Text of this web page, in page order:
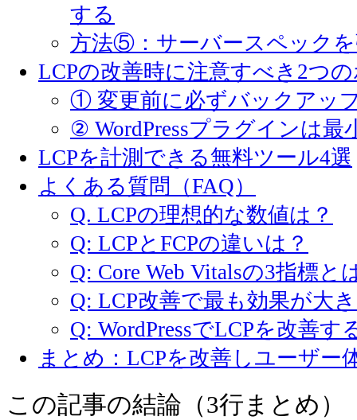
する
方法⑤：サーバースペック
LCPの改善時に注意すべき2つ
① 変更前に必ずバックアッ
② WordPressプラグインは最
LCPを計測できる無料ツール4選
よくある質問（FAQ）
Q. LCPの理想的な数値は？
Q: LCPとFCPの違いは？
Q: Core Web Vitalsの3指標と
Q: LCP改善で最も効果が大
Q: WordPressでLCPを改善す
まとめ：LCPを改善しユーザー
この記事の結論（3行まとめ）